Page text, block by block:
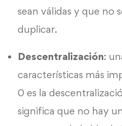
sean válidas y que no
duplicar.
Descentralización:
características más
0 es la
significa que no hay